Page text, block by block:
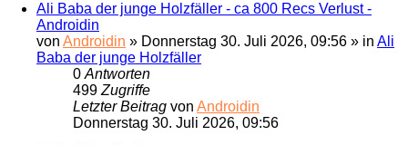
Ali Baba der junge Holzfäller - ca 800 Recs Verlust -
Androidin
von Androidin » Donnerstag 30. Juli 2026, 09:56 » in Ali
Baba der junge Holzfäller
0 Antworten
499 Zugriffe
Letzter Beitrag von Androidin
Donnerstag 30. Juli 2026, 09:56